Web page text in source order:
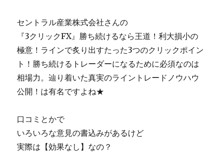
セントラル産業株式会社さんの
『3クリックFX』勝ち続けるなら王道！利大損小の
極意！ラインで炙り出すたった3つのクリックポイン
ト！勝ち続けるトレーダーになるために必須なのは
相場力。辿り着いた真実のライントレードノウハウ
公開！は有名ですよね★
口コミとかで
いろいろな意見の書込みがあるけど
実際は【効果なし】なの？